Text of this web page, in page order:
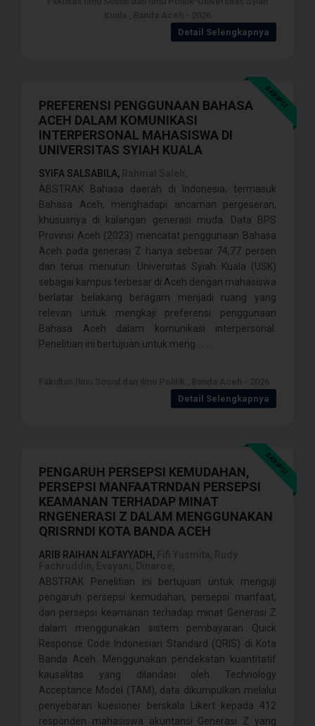
Detail Selengkapnya
SKRIPSI
PREFERENSI PENGGUNAAN BAHASA
ACEH DALAM KOMUNIKASI
INTERPERSONAL MAHASISWA DI
UNIVERSITAS SYIAH KUALA
SYIFA SALSABILA,
ABSTRAK Bahasa daerah di Indonesia, termasuk
Bahasa Aceh, menghadapi ancaman pergeseran,
khususnya di kalangan generasi muda. Data BPS
Provinsi Aceh (2023) mencatat penggunaan Bahasa
Aceh pada generasi Z hanya sebesar 74,77 persen
dan terus menurun. Universitas Syiah Kuala (USK)
sebagai kampus terbesar di Aceh dengan mahasiswa
berlatar belakang beragam menjadi ruang yang
relevan untuk mengkaji preferensi penggunaan
Bahasa Aceh dalam komunikasi interpersonal.
Penelitian ini bertujuan untuk meng . . . .
Detail Selengkapnya
SKRIPSI
PENGARUH PERSEPSI KEMUDAHAN,
PERSEPSI MANFAATRNDAN PERSEPSI
KEAMANAN TERHADAP MINAT
RNGENERASI Z DALAM MENGGUNAKAN
QRISRNDI KOTA BANDA ACEH
ARIB RAIHAN ALFAYYADH,
ABSTRAK Penelitian ini bertujuan untuk menguji
pengaruh persepsi kemudahan, persepsi manfaat,
dan persepsi keamanan terhadap minat Generasi Z
dalam menggunakan sistem pembayaran Quick
Response Code Indonesian Standard (QRIS) di Kota
Banda Aceh. Menggunakan pendekatan kuantitatif
kausalitas yang dilandasi oleh Technology
Acceptance Model (TAM), data dikumpulkan melalui
penyebaran kuesioner berskala Likert kepada 412
responden mahasiswa akuntansi Generasi Z yang